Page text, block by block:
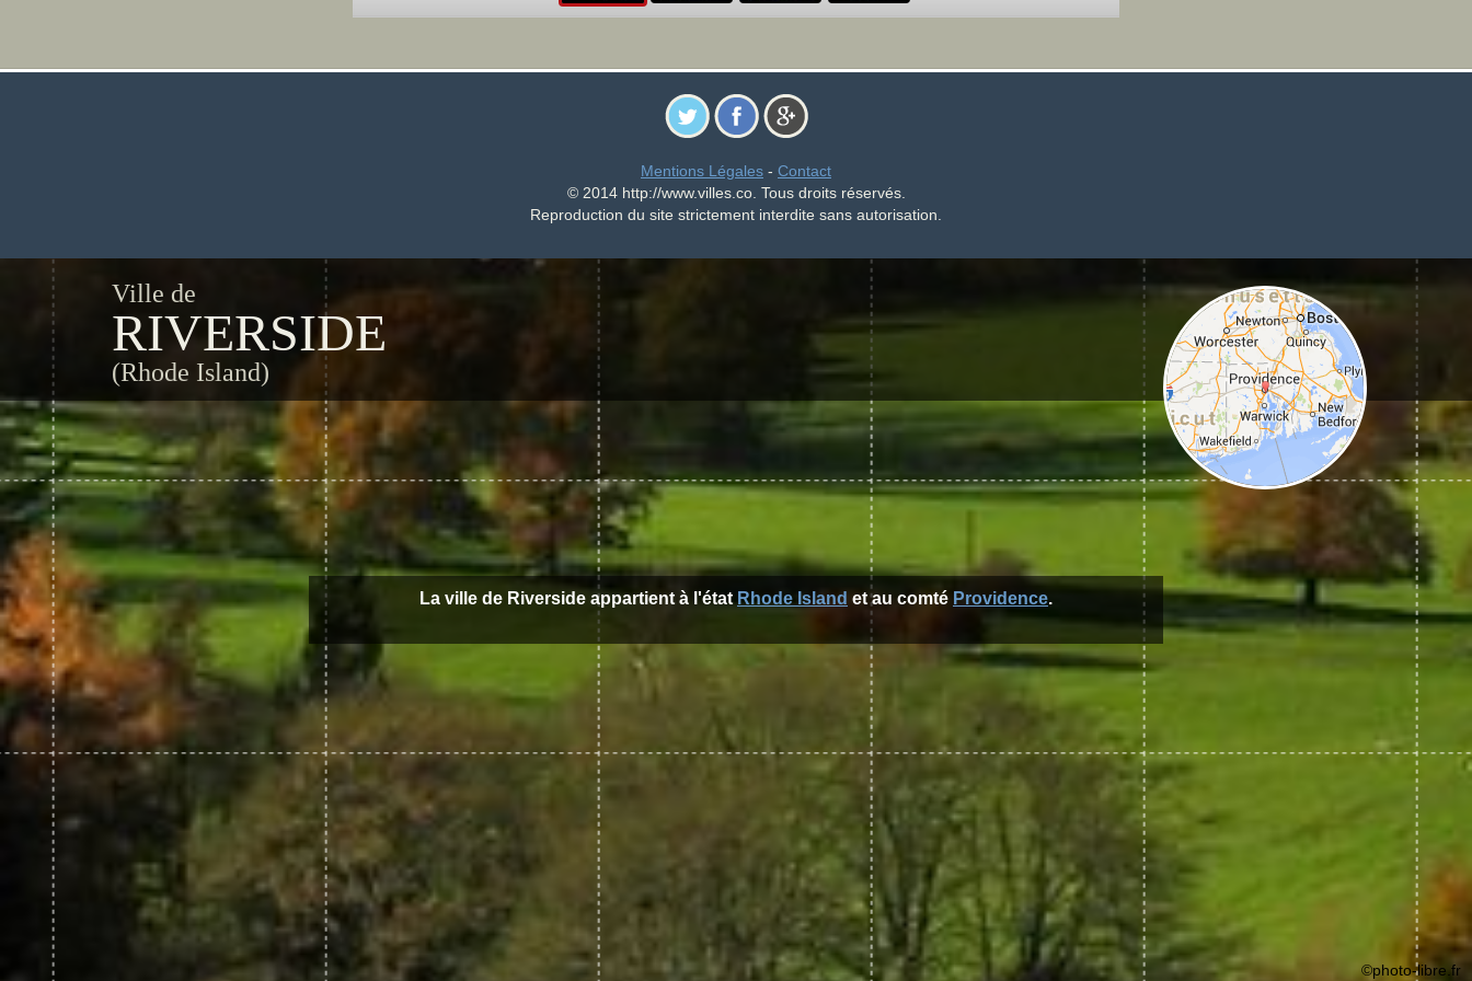
Mentions Légales - Contact
© 2014 http://www.villes.co. Tous droits réservés.
Reproduction du site strictement interdite sans autorisation.
Ville de
RIVERSIDE
(Rhode Island)
La ville de Riverside appartient à l'état Rhode Island et au comté Providence.
©photo-libre.fr